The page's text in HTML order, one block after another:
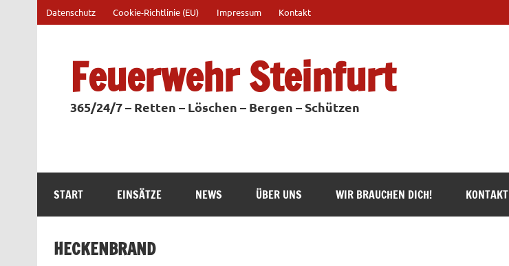
springen
Datenschutz Cookie-Richtlinie (EU) Impressum Kontakt
Feuerwehr Steinfurt
365/24/7 – Retten – Löschen – Bergen – Schützen
START EINSÄTZE NEWS ÜBER UNS WIR BRAUCHEN DICH! KONTAKT
HECKENBRAND